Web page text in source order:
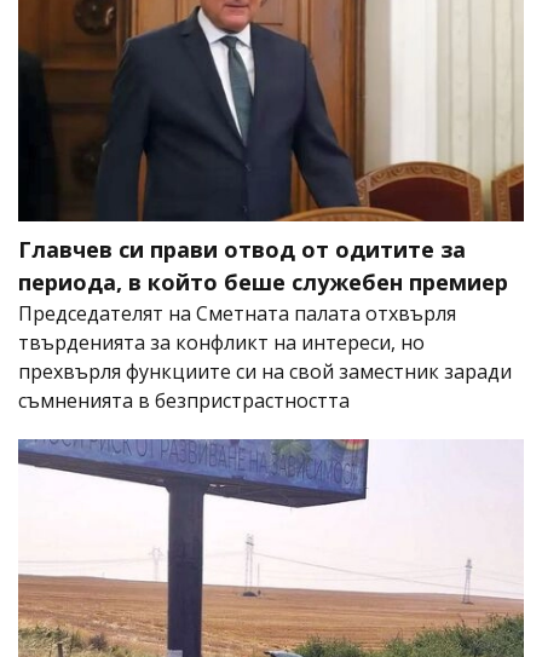
Главчев си прави отвод от одитите за
периода, в който беше служебен премиер
Председателят на Сметната палата отхвърля
твърденията за конфликт на интереси, но
прехвърля функциите си на свой заместник заради
съмненията в безпристрастността